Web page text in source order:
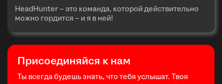
HeadHunter – это команда, которой действительно
можно гордится – и я в ней!
Присоединяйся к нам
Ты всегда будешь знать, что тебя услышат. Твоя